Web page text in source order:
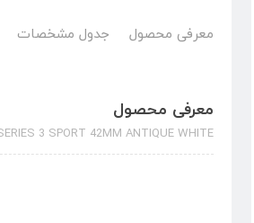
معرفی محصول جدول مشخصات
معرفی محصول
3 SPORT 42MM ANTIQUE WHITE